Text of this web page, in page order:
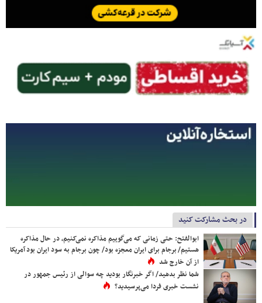
در بحث مشارکت کنید
ابوالفتح: حتی زمانی که می‌گوییم مذاکره نمی‌کنیم، در حال مذاکره
هستیم/ برجام برای ایران معجزه بود/ چون برجام به سود ایران بود آمریکا
از آن خارج شد
شما نظر بدهید/ اگر خبرنگار بودید چه سوالی از رئیس جمهور در
نشست خبری فردا می‌پرسیدید؟